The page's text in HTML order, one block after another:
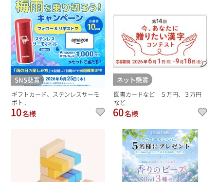
SNS懸賞
ギフトカード、ステンレスサーモ
ボト...
10名様
ネット懸賞
図書カードなど ５万円、３万円
など
60名様